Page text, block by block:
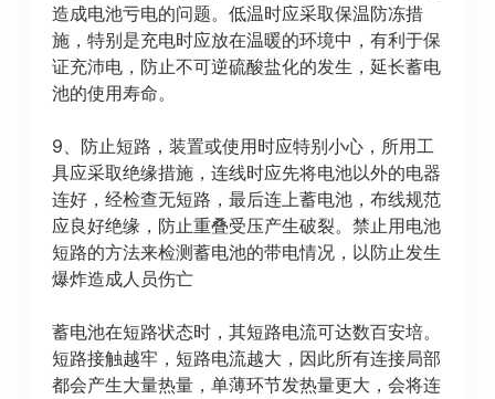
造成电池亏电的问题。低温时应采取保温防冻措
施，特别是充电时应放在温暖的环境中，有利于保
证充沛电，防止不可逆硫酸盐化的发生，延长蓄电
池的使用寿命。
9、防止短路，装置或使用时应特别小心，所用工
具应采取绝缘措施，连线时应先将电池以外的电器
连好，经检查无短路，最后连上蓄电池，布线规范
应良好绝缘，防止重叠受压产生破裂。禁止用电池
短路的方法来检测蓄电池的带电情况，以防止发生
爆炸造成人员伤亡
蓄电池在短路状态时，其短路电流可达数百安培。
短路接触越牢，短路电流越大，因此所有连接局部
都会产生大量热量，单薄环节发热量更大，会将连